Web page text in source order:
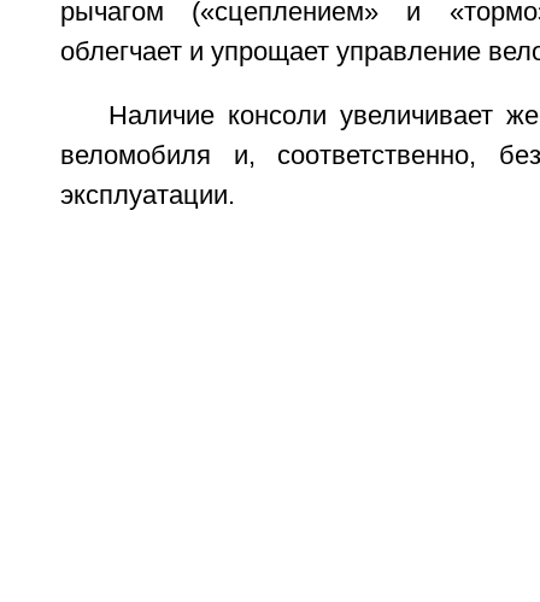
рычагом («сцеплением» и
облегчает и упрощает управление
Наличие консоли увеличивает
веломобиля и, соответственно,
эксплуатации.